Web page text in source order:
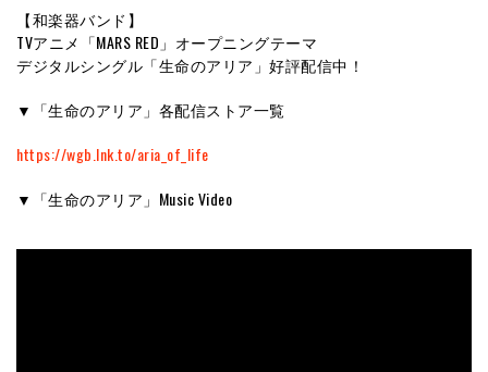
【和楽器バンド】
TVアニメ「MARS RED」オープニングテーマ
デジタルシングル「生命のアリア」好評配信中！
▼「生命のアリア」各配信ストア一覧
https://wgb.lnk.to/aria_of_life
▼「生命のアリア」Music Video